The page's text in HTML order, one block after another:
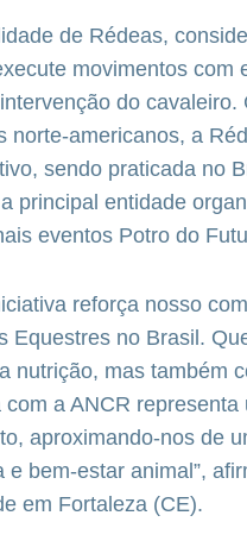
de Rédeas,
movimentos com
do
norte-americanos, a
sendo praticada no
principal entidade
eventos Potro do
reforça nosso
Equestres no Brasil.
nutrição, mas também
com a ANCR
aproximando-nos de
e bem-estar animal”,
em Fortaleza (CE).